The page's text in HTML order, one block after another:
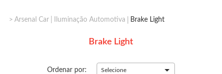
Arsenal Car Iluminação Automotiva Brake Light
Brake Light
Ordenar por: Selecione